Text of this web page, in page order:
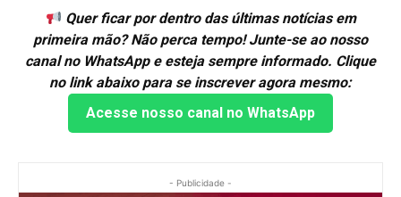
Quer ficar por dentro das últimas notícias em
primeira mão? Não perca tempo! Junte-se ao nosso
canal no WhatsApp e esteja sempre informado. Clique
no link abaixo para se inscrever agora mesmo:
Acesse nosso canal no WhatsApp
- Publicidade -